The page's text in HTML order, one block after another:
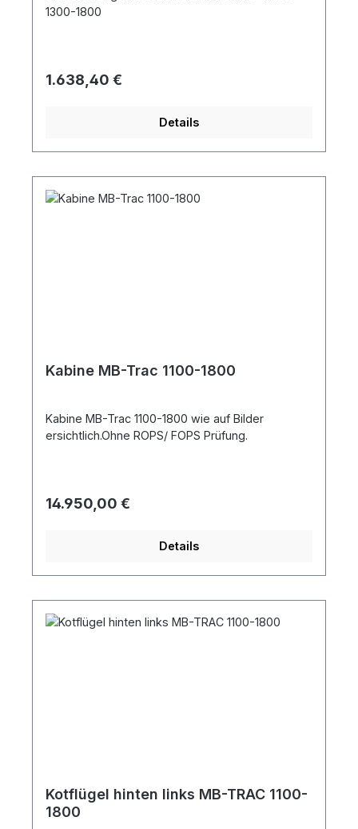
1300-1800
Regulärer Preis:
1.638,40 €
Details
Kabine MB-Trac 1100-1800
Kabine MB-Trac 1100-1800 wie auf Bilder
ersichtlich.Ohne ROPS/ FOPS Prüfung.
Regulärer Preis:
14.950,00 €
Details
Kotflügel hinten links MB-TRAC 1100-
1800